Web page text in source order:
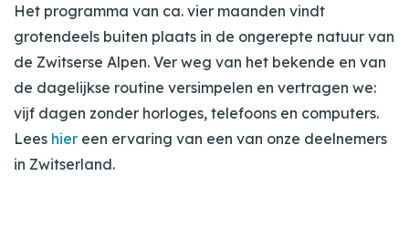
Het programma van ca. vier maanden vindt
grotendeels buiten plaats in de ongerepte natuur van
de Zwitserse Alpen. Ver weg van het bekende en van
de dagelijkse routine versimpelen en vertragen we:
vijf dagen zonder horloges, telefoons en computers.
Lees hier een ervaring van een van onze deelnemers
in Zwitserland.